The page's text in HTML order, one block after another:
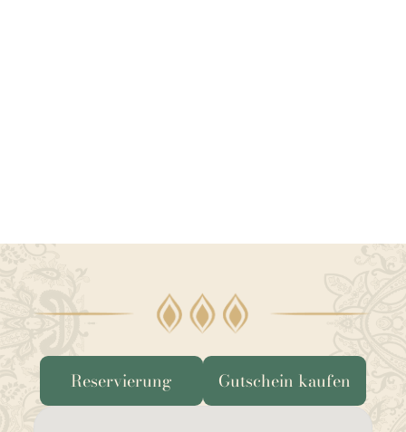
WIR FREUEN UNS AUF IHREN BESUCH!
Reservierung Gutschein kaufen